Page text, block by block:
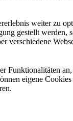
weiter zu
gestellt werden,
verschiedene
Funktionalitäten
eigene